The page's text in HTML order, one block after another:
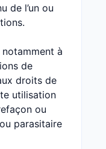
de l’un ou
notamment à
de
droits de
utilisation
ou
parasitaire